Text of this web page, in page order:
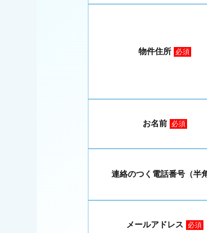
物件住所 必須
お名前 必須
連絡のつく電話番号（半角
メールアドレス 必須